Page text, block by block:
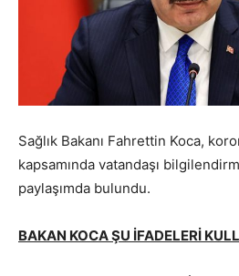
Sağlık Bakanı Fahrettin Koca,
kapsamında vatandaşı
paylaşımda bulundu.
BAKAN KOCA ŞU İFADELERİ